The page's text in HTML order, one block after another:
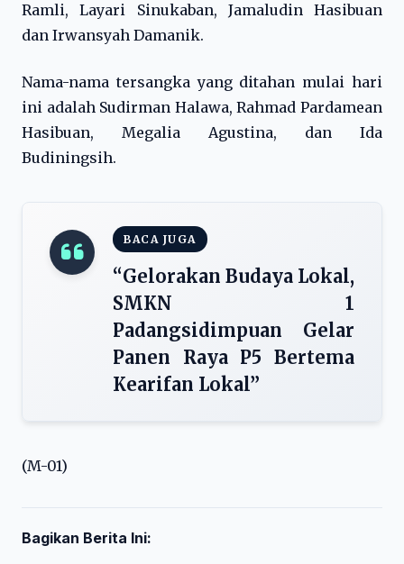
Ramli, Layari Sinukaban, Jamaludin Hasibuan
dan Irwansyah Damanik.
Nama-nama tersangka yang ditahan mulai hari
ini adalah Sudirman Halawa, Rahmad Pardamean
Hasibuan, Megalia Agustina, dan Ida
Budiningsih.
BACA JUGA
“Gelorakan Budaya Lokal,
SMKN 1
Padangsidimpuan Gelar
Panen Raya P5 Bertema
Kearifan Lokal”
(M-01)
Bagikan Berita Ini: